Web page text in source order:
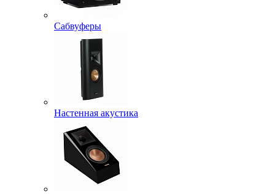
Сабвуферы
Настенная акустика